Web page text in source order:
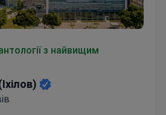
з найвищим